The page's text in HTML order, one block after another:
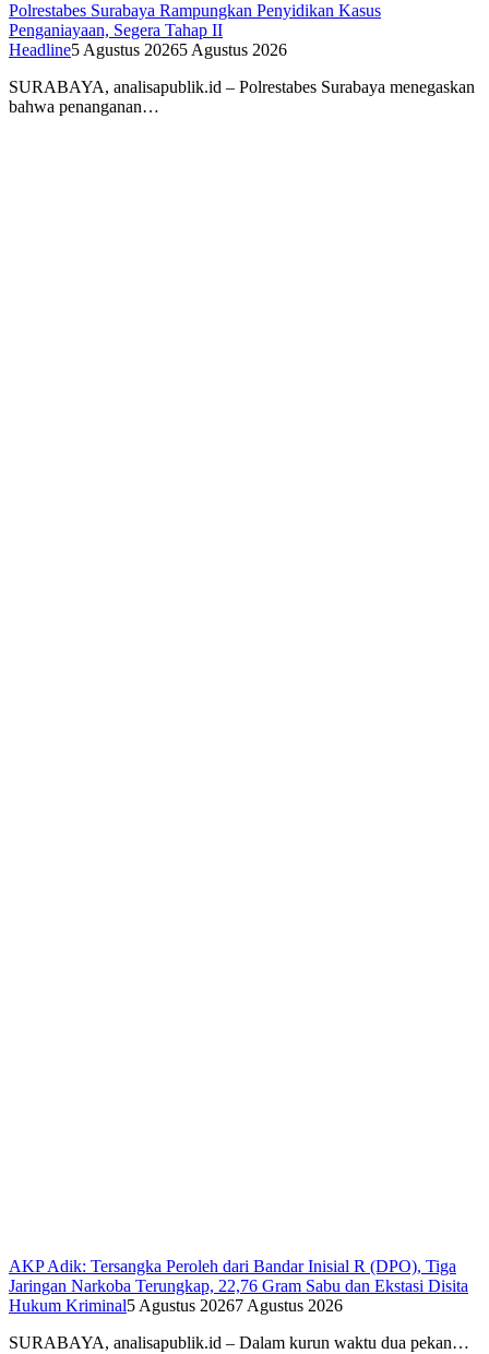
Polrestabes Surabaya Rampungkan Penyidikan Kasus
Penganiayaan, Segera Tahap II
Headline5 Agustus 20265 Agustus 2026
SURABAYA, analisapublik.id – Polrestabes Surabaya menegaskan
bahwa penanganan…
AKP Adik: Tersangka Peroleh dari Bandar Inisial R (DPO), Tiga
Jaringan Narkoba Terungkap, 22,76 Gram Sabu dan Ekstasi Disita
Hukum Kriminal5 Agustus 20267 Agustus 2026
SURABAYA, analisapublik.id – Dalam kurun waktu dua pekan…